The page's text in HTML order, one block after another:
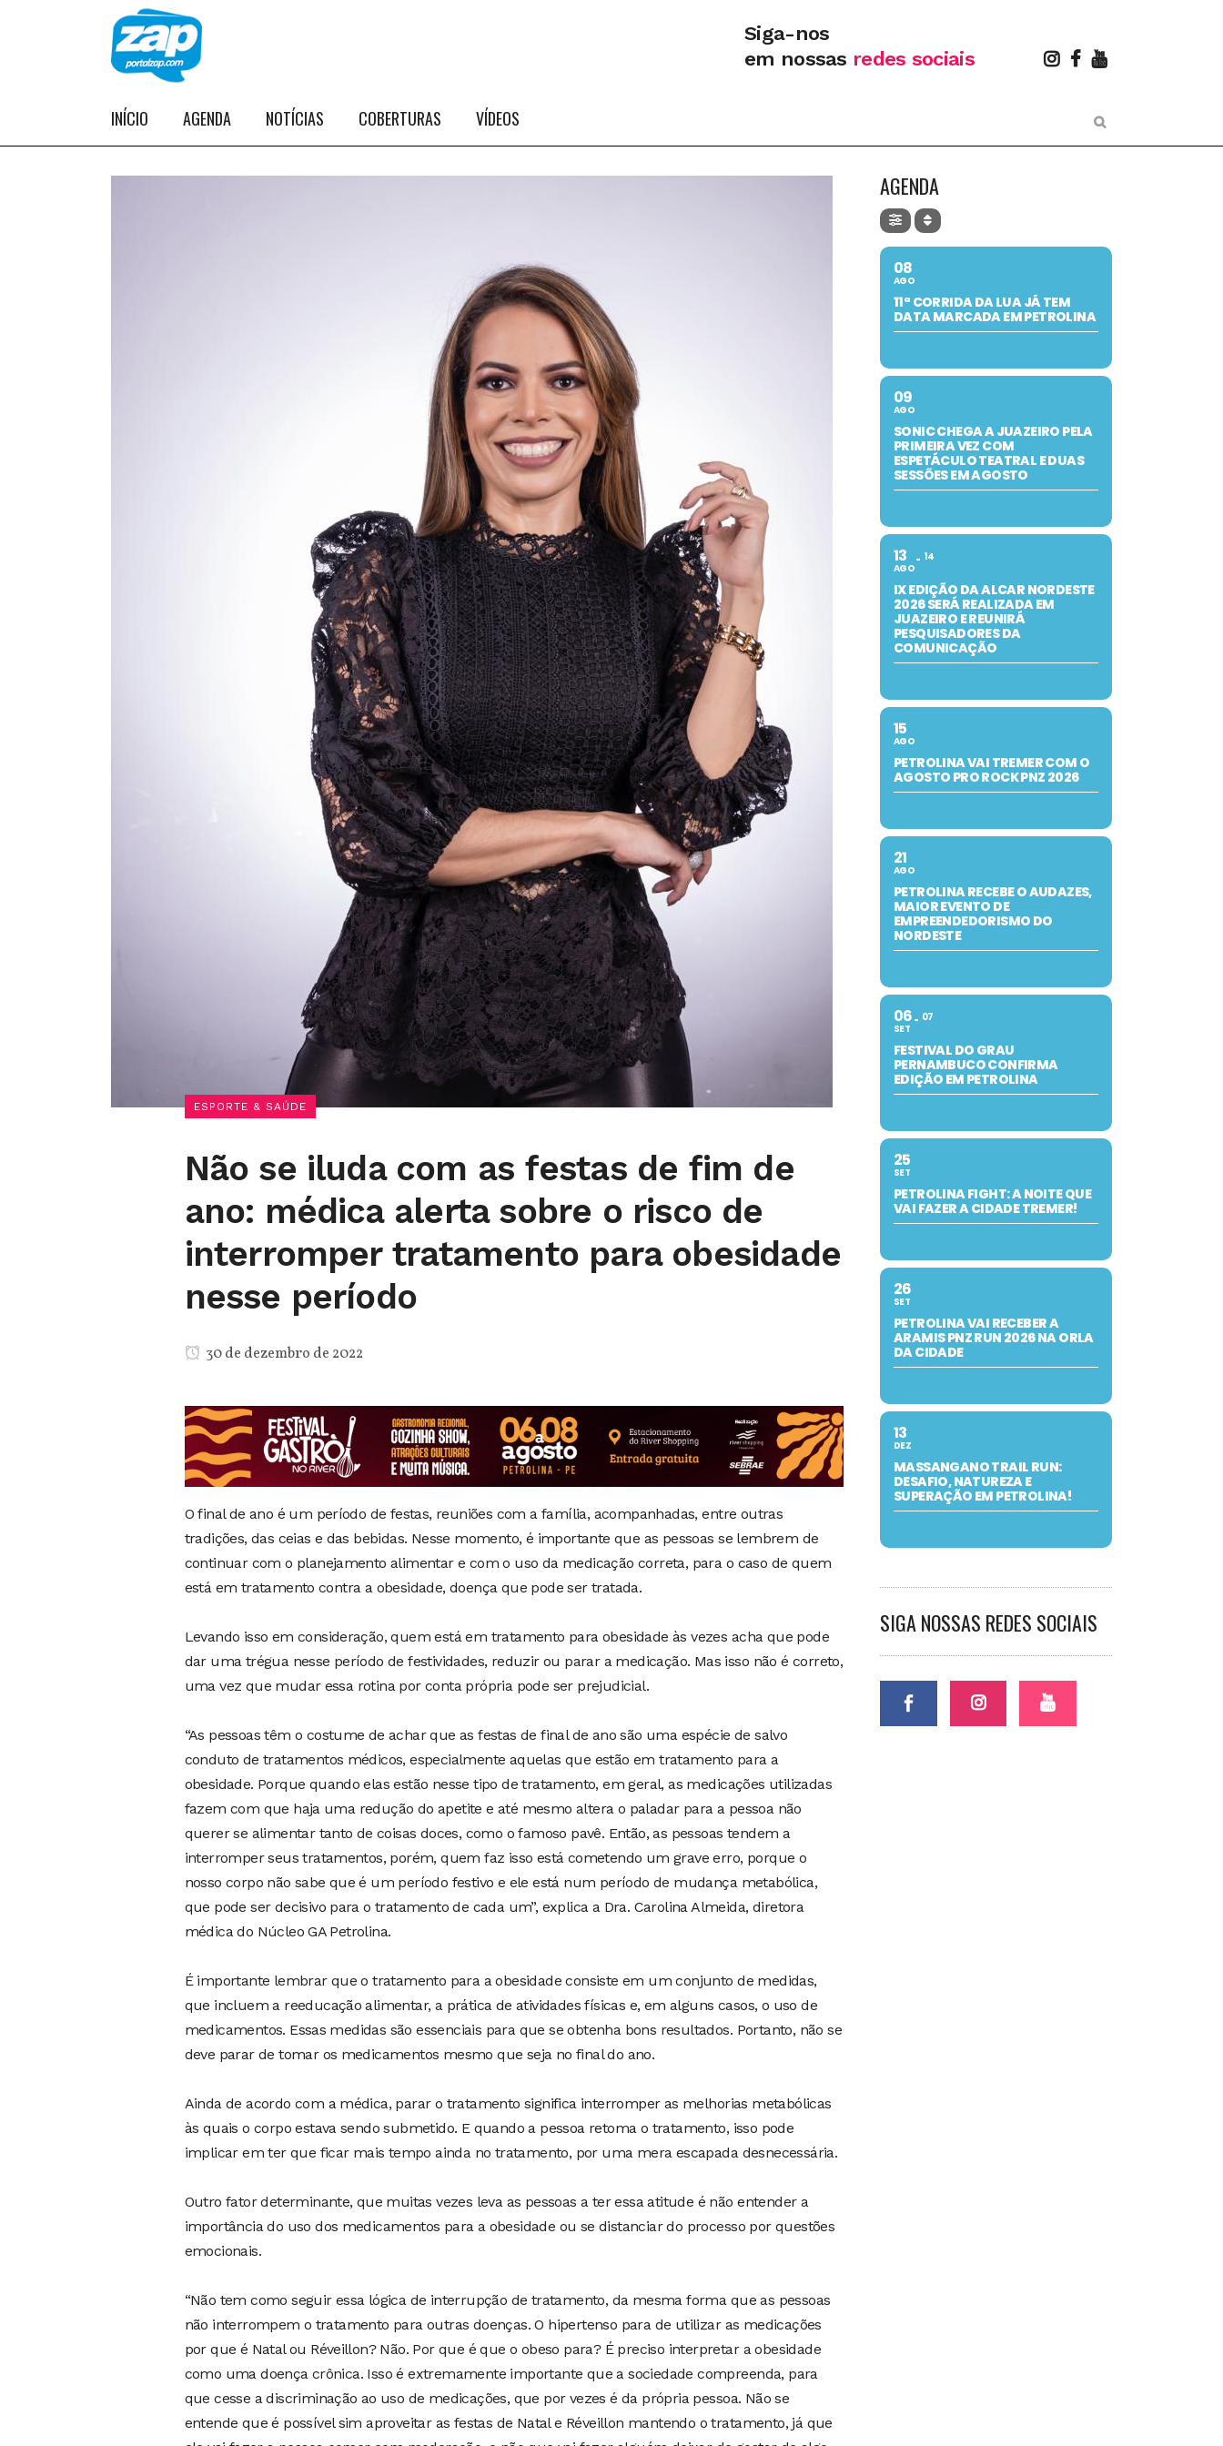
Siga-nos
em nossas redes sociais
INÍCIO AGENDA NOTÍCIAS COBERTURAS VÍDEOS
ESPORTE & SAÚDE
Não se iluda com as festas de fim de
ano: médica alerta sobre o risco de
interromper tratamento para obesidade
nesse período
30 de dezembro de 2022
O final de ano é um período de festas, reuniões com a família, acompanhadas, entre outras
tradições, das ceias e das bebidas. Nesse momento, é importante que as pessoas se lembrem de
continuar com o planejamento alimentar e com o uso da medicação correta, para o caso de quem
está em tratamento contra a obesidade, doença que pode ser tratada.
Levando isso em consideração, quem está em tratamento para obesidade às vezes acha que pode
dar uma trégua nesse período de festividades, reduzir ou parar a medicação. Mas isso não é correto,
uma vez que mudar essa rotina por conta própria pode ser prejudicial.
“As pessoas têm o costume de achar que as festas de final de ano são uma espécie de salvo
conduto de tratamentos médicos, especialmente aquelas que estão em tratamento para a
obesidade. Porque quando elas estão nesse tipo de tratamento, em geral, as medicações utilizadas
fazem com que haja uma redução do apetite e até mesmo altera o paladar para a pessoa não
querer se alimentar tanto de coisas doces, como o famoso pavê. Então, as pessoas tendem a
interromper seus tratamentos, porém, quem faz isso está cometendo um grave erro, porque o
nosso corpo não sabe que é um período festivo e ele está num período de mudança metabólica,
que pode ser decisivo para o tratamento de cada um”, explica a Dra. Carolina Almeida, diretora
médica do Núcleo GA Petrolina.
É importante lembrar que o tratamento para a obesidade consiste em um conjunto de medidas,
que incluem a reeducação alimentar, a prática de atividades físicas e, em alguns casos, o uso de
medicamentos. Essas medidas são essenciais para que se obtenha bons resultados. Portanto, não se
deve parar de tomar os medicamentos mesmo que seja no final do ano.
Ainda de acordo com a médica, parar o tratamento significa interromper as melhorias metabólicas
às quais o corpo estava sendo submetido. E quando a pessoa retoma o tratamento, isso pode
implicar em ter que ficar mais tempo ainda no tratamento, por uma mera escapada desnecessária.
Outro fator determinante, que muitas vezes leva as pessoas a ter essa atitude é não entender a
importância do uso dos medicamentos para a obesidade ou se distanciar do processo por questões
emocionais.
“Não tem como seguir essa lógica de interrupção de tratamento, da mesma forma que as pessoas
não interrompem o tratamento para outras doenças. O hipertenso para de utilizar as medicações
por que é Natal ou Réveillon? Não. Por que é que o obeso para? É preciso interpretar a obesidade
como uma doença crônica. Isso é extremamente importante que a sociedade compreenda, para
que cesse a discriminação ao uso de medicações, que por vezes é da própria pessoa. Não se
entende que é possível sim aproveitar as festas de Natal e Réveillon mantendo o tratamento, já que
AGENDA
08
AGO
11ª CORRIDA DA LUA JÁ TEM
DATA MARCADA EM PETROLINA
09
AGO
SONIC CHEGA A JUAZEIRO PELA
PRIMEIRA VEZ COM
ESPETÁCULO TEATRAL E DUAS
SESSÕES EM AGOSTO
13
AGO
14
IX EDIÇÃO DA ALCAR NORDESTE
2026 SERÁ REALIZADA EM
JUAZEIRO E REUNIRÁ
PESQUISADORES DA
COMUNICAÇÃO
15
AGO
PETROLINA VAI TREMER COM O
AGOSTO PRO ROCK PNZ 2026
21
AGO
PETROLINA RECEBE O AUDAZES,
MAIOR EVENTO DE
EMPREENDEDORISMO DO
NORDESTE
06
SET
07
FESTIVAL DO GRAU
PERNAMBUCO CONFIRMA
EDIÇÃO EM PETROLINA
25
SET
PETROLINA FIGHT: A NOITE QUE
VAI FAZER A CIDADE TREMER!
26
SET
PETROLINA VAI RECEBER A
ARAMIS PNZ RUN 2026 NA ORLA
DA CIDADE
13
DEZ
MASSANGANO TRAIL RUN:
DESAFIO, NATUREZA E
SUPERAÇÃO EM PETROLINA!
SIGA NOSSAS REDES SOCIAIS